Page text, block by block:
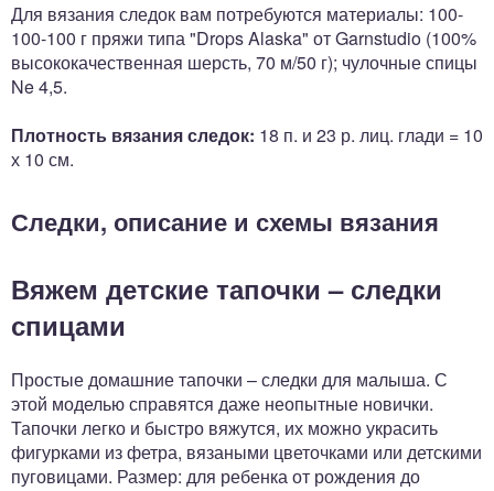
Для вязания следок вам потребуются материалы: 100-
100-100 г пряжи типа "Drops Alaska" от Garnstudio (100%
высококачественная шерсть, 70 м/50 г); чулочные спицы
Ne 4,5.
Плотность вязания следок: 18 п. и 23 р. лиц. глади = 10
х 10 см.
Следки, описание и схемы вязания
Вяжем детские тапочки – следки
спицами
Простые домашние тапочки – следки для малыша. С
этой моделью справятся даже неопытные новички.
Тапочки легко и быстро вяжутся, их можно украсить
фигурками из фетра, вязаными цветочками или детскими
пуговицами. Размер: для ребенка от рождения до